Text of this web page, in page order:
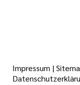
Impressum |